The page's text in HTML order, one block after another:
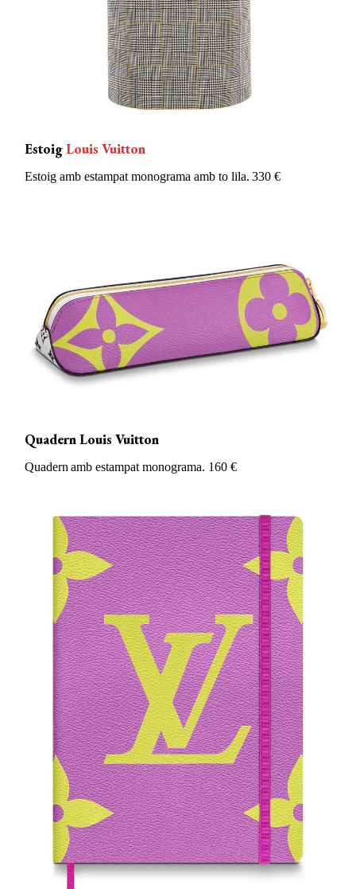
EstoigLouis Vuitton
Estoig amb estampat monogramaamb to lila. 330 €
Quadern Louis Vuitton
Quadern amb estampat monograma. 160 €